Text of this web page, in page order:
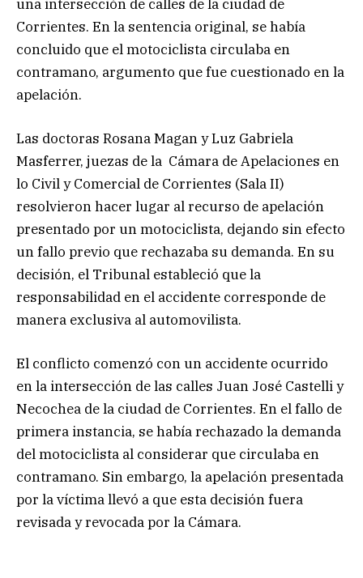
una intersección de calles de la ciudad de
Corrientes. En la sentencia original, se había
concluido que el motociclista circulaba en
contramano, argumento que fue cuestionado en la
apelación.
Las doctoras Rosana Magan y Luz Gabriela
Masferrer, juezas de la Cámara de Apelaciones en
lo Civil y Comercial de Corrientes (Sala II)
resolvieron hacer lugar al recurso de apelación
presentado por un motociclista, dejando sin efecto
un fallo previo que rechazaba su demanda. En su
decisión, el Tribunal estableció que la
responsabilidad en el accidente corresponde de
manera exclusiva al automovilista.
El conflicto comenzó con un accidente ocurrido
en la intersección de las calles Juan José Castelli y
Necochea de la ciudad de Corrientes. En el fallo de
primera instancia, se había rechazado la demanda
del motociclista al considerar que circulaba en
contramano. Sin embargo, la apelación presentada
por la víctima llevó a que esta decisión fuera
revisada y revocada por la Cámara.